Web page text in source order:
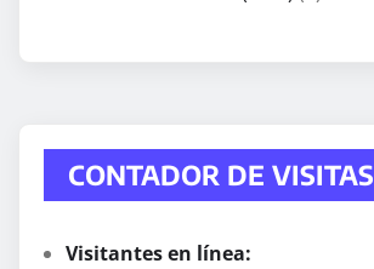
CONTADOR DE VISITAS
Visitantes en línea: